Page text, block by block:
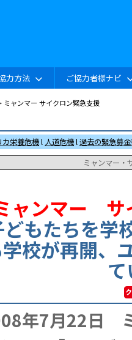
力方法 ご協力者様ナビ
ミャンマー サイクロン緊急支援
カ栄養危機l 人道危機l過去の緊急募
ミャンマー・
ャンマー サ
もたちを学
校が再開、
年7月22日